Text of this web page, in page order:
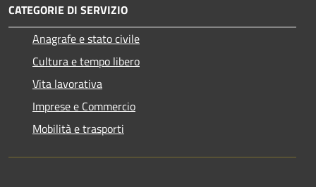
CATEGORIE DI SERVIZIO
Anagrafe e stato civile
Cultura e tempo libero
Vita lavorativa
Imprese e Commercio
Mobilità e trasporti